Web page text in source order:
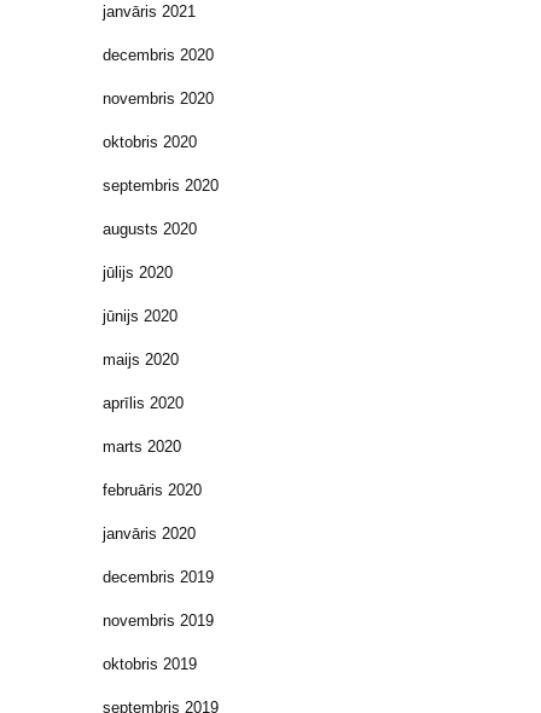
janvāris 2021
decembris 2020
novembris 2020
oktobris 2020
septembris 2020
augusts 2020
jūlijs 2020
jūnijs 2020
maijs 2020
aprīlis 2020
marts 2020
februāris 2020
janvāris 2020
decembris 2019
novembris 2019
oktobris 2019
septembris 2019